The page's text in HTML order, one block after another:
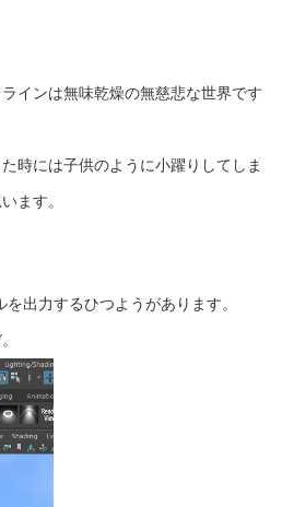
インは無味乾燥の無慈悲な世界です
時には子供のように小躍りしてしま
ます。
出力するひつようがあります。